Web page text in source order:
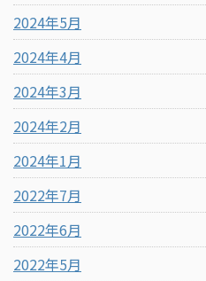
2024年5月
2024年4月
2024年3月
2024年2月
2024年1月
2022年7月
2022年6月
2022年5月